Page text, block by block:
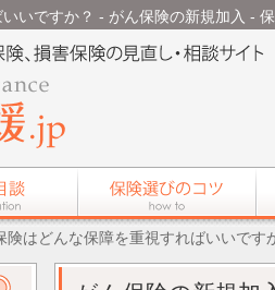
いですか？ - がん保険の新規加入 -
険はどんな保障を重視すればいいです